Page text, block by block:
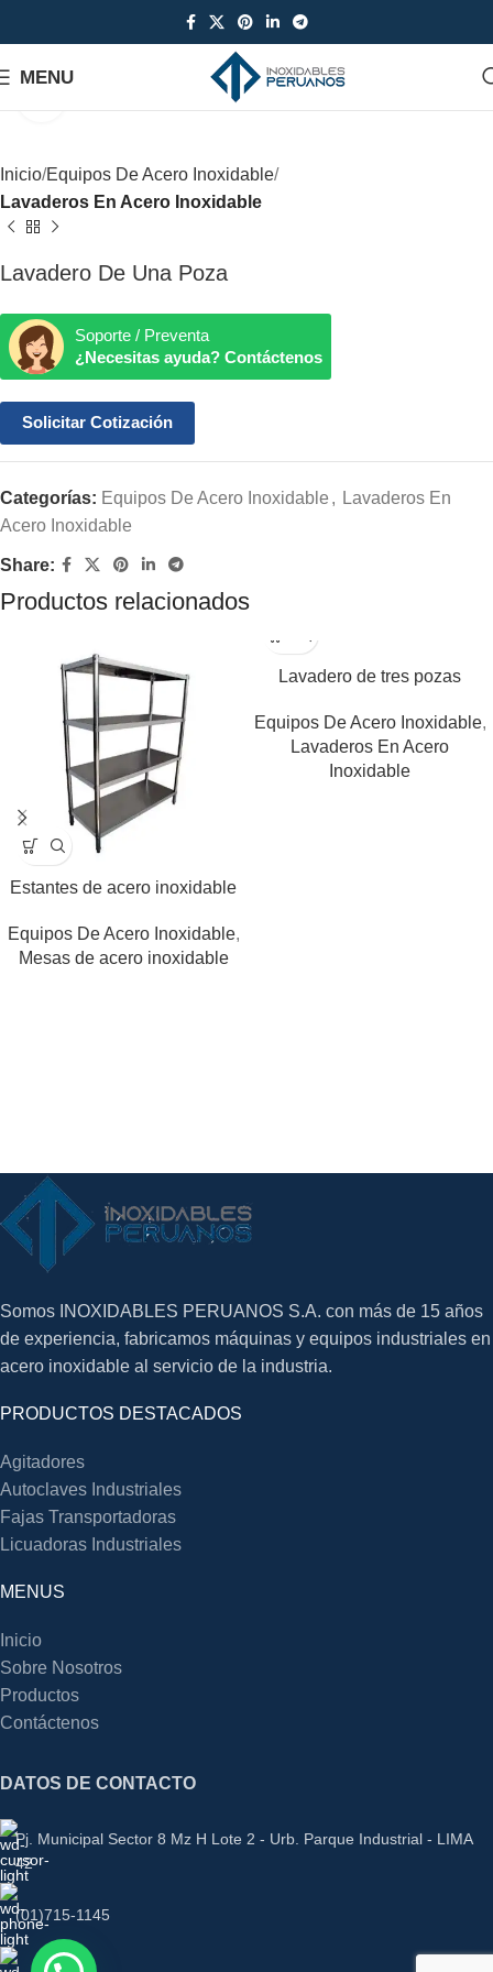
MENU
Inicio Equipos De Acero Inoxidable
Lavaderos En Acero Inoxidable
Lavadero De Una Poza
Soporte / Preventa
¿Necesitas ayuda? Contáctenos
Solicitar Cotización
Categorías: Equipos De Acero Inoxidable , Lavaderos En
Acero Inoxidable
Share:
Productos relacionados
Estantes de acero inoxidable
Equipos De Acero Inoxidable,
Mesas de acero inoxidable
Lavadero de tres pozas
Equipos De Acero Inoxidable,
Lavaderos En Acero
Inoxidable
Somos INOXIDABLES PERUANOS S.A. con más de 15 años
de experiencia, fabricamos máquinas y equipos industriales en
acero inoxidable al servicio de la industria.
PRODUCTOS DESTACADOS
Agitadores
Autoclaves Industriales
Fajas Transportadoras
Licuadoras Industriales
MENUS
Inicio
Sobre Nosotros
Productos
Contáctenos
DATOS DE CONTACTO
Pj. Municipal Sector 8 Mz H Lote 2 - Urb. Parque Industrial - LIMA
42
(01)715-1145